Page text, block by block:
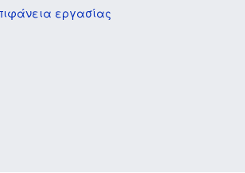
εργασίας